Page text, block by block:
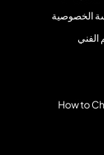
الخصوصية
الفني
How to